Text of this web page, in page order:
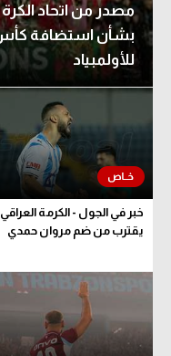
مصدر من اتحاد
للأولمبياد
خبر في الجول - الكرمة العراقي
يقترب من ضم مروان حمدي